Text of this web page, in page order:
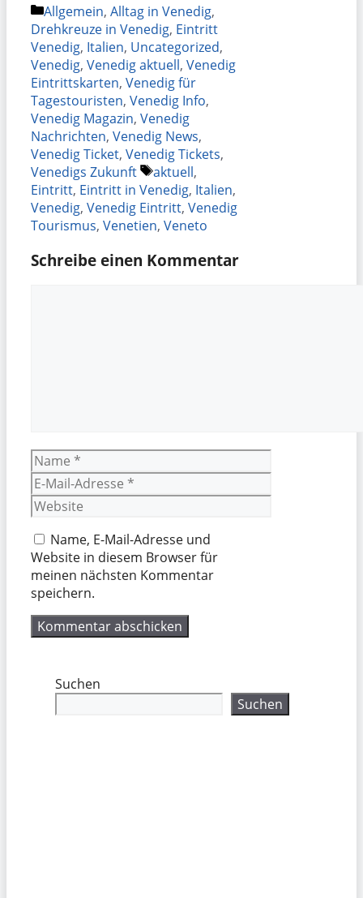
Kategorien
Allgemein, Alltag in Venedig,
Drehkreuze in Venedig, Eintritt
Venedig, Italien, Uncategorized,
Venedig, Venedig aktuell, Venedig
Eintrittskarten, Venedig für
Tagestouristen, Venedig Info,
Venedig Magazin, Venedig
Nachrichten, Venedig News,
Venedig Ticket, Venedig Tickets,
Venedigs Zukunft
Schlagwörter
aktuell,
Eintritt, Eintritt in Venedig, Italien,
Venedig, Venedig Eintritt, Venedig
Tourismus, Venetien, Veneto
Schreibe einen Kommentar
Name
E-
Mail-
Adresse
Website
Name, E-Mail-Adresse und
Website in diesem Browser für
meinen nächsten Kommentar
speichern.
Suchen
Suchen